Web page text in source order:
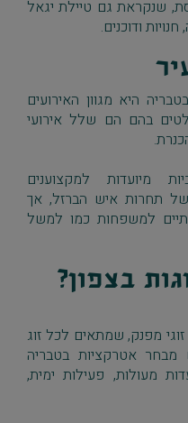
שנקראת גם טיילת יגאל
ודוכנים.
היא מגוון האירועים
בהם הם שלל אירועי
מיועדות למקצוענים
תחרות איש הברזל, אך
למשפחות כמו למשל
בצפון?
מפנק, שמתאים לכל זוג
מבחר אטרקציות בטבריה
מעולות, פעילות ימית,